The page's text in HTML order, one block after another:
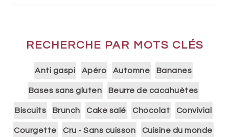
RECHERCHE PAR MOTS CLÉS
Anti gaspi Apéro Automne Bananes
Bases sans gluten Beurre de cacahuètes
Biscuits Brunch Cake salé Chocolat Convivial
Courgette Cru - Sans cuisson Cuisine du monde